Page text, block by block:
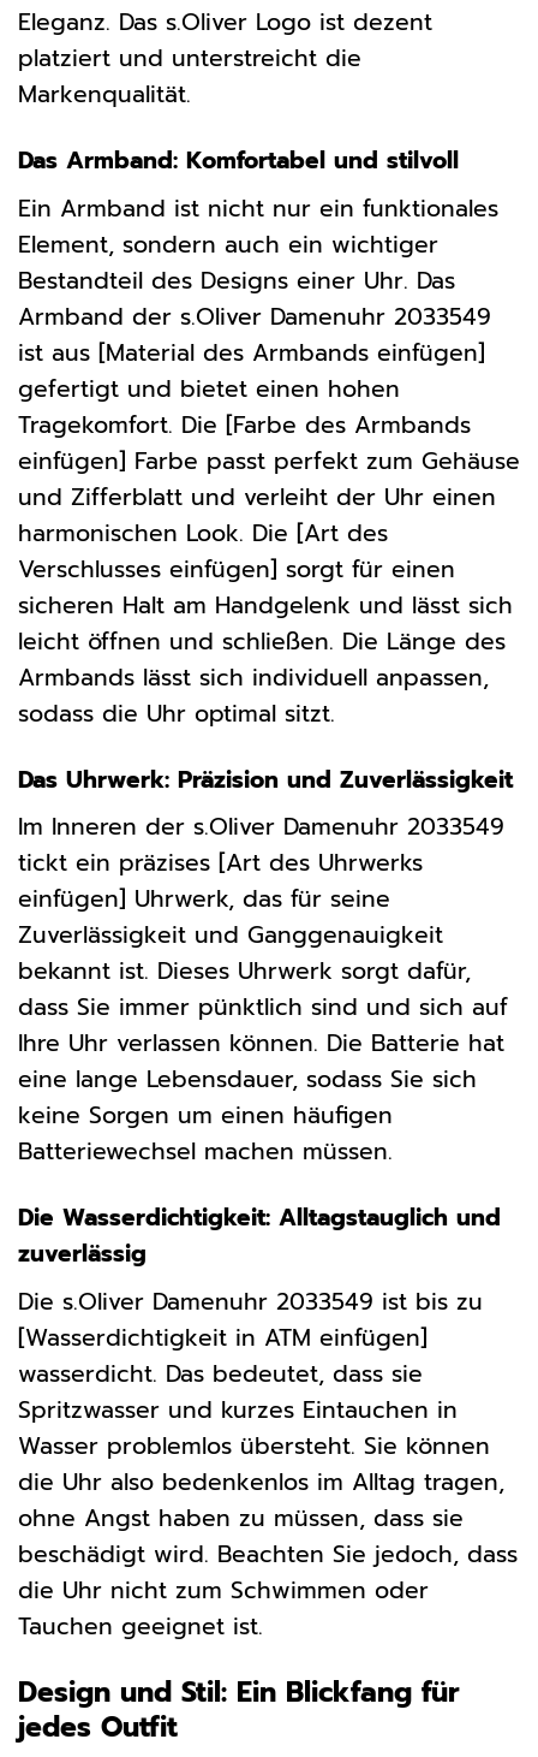
Eleganz. Das s.Oliver Logo ist dezent
platziert und unterstreicht die
Markenqualität.
Das Armband: Komfortabel und stilvoll
Ein Armband ist nicht nur ein funktionales
Element, sondern auch ein wichtiger
Bestandteil des Designs einer Uhr. Das
Armband der s.Oliver Damenuhr 2033549
ist aus [Material des Armbands einfügen]
gefertigt und bietet einen hohen
Tragekomfort. Die [Farbe des Armbands
einfügen] Farbe passt perfekt zum Gehäuse
und Zifferblatt und verleiht der Uhr einen
harmonischen Look. Die [Art des
Verschlusses einfügen] sorgt für einen
sicheren Halt am Handgelenk und lässt sich
leicht öffnen und schließen. Die Länge des
Armbands lässt sich individuell anpassen,
sodass die Uhr optimal sitzt.
Das Uhrwerk: Präzision und Zuverlässigkeit
Im Inneren der s.Oliver Damenuhr 2033549
tickt ein präzises [Art des Uhrwerks
einfügen] Uhrwerk, das für seine
Zuverlässigkeit und Ganggenauigkeit
bekannt ist. Dieses Uhrwerk sorgt dafür,
dass Sie immer pünktlich sind und sich auf
Ihre Uhr verlassen können. Die Batterie hat
eine lange Lebensdauer, sodass Sie sich
keine Sorgen um einen häufigen
Batteriewechsel machen müssen.
Die Wasserdichtigkeit: Alltagstauglich und
zuverlässig
Die s.Oliver Damenuhr 2033549 ist bis zu
[Wasserdichtigkeit in ATM einfügen]
wasserdicht. Das bedeutet, dass sie
Spritzwasser und kurzes Eintauchen in
Wasser problemlos übersteht. Sie können
die Uhr also bedenkenlos im Alltag tragen,
ohne Angst haben zu müssen, dass sie
beschädigt wird. Beachten Sie jedoch, dass
die Uhr nicht zum Schwimmen oder
Tauchen geeignet ist.
Design und Stil: Ein Blickfang für
jedes Outfit